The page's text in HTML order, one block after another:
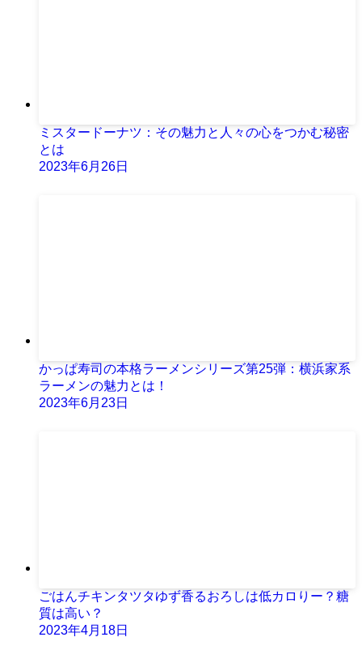
ミスタードーナツ：その魅力と人々の心をつかむ秘密
とは
2023年6月26日
かっぱ寿司の本格ラーメンシリーズ第25弾：横浜家系
ラーメンの魅力とは！
2023年6月23日
ごはんチキンタツタゆず香るおろしは低カロりー？糖
質は高い？
2023年4月18日